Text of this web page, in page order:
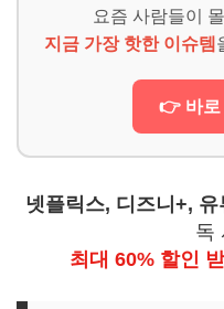
요즘 사람들이
지금 가장 핫한 이슈템
👉 바로
넷플릭스, 디즈니+,
독
최대 60% 할인